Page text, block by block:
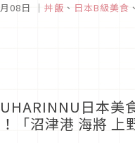
08日 ｜ 丼飯 、 日本B級美食 、
日本
「沼津港 海將 上